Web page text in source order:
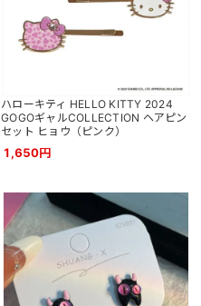
ハローキティ HELLO KITTY 2024
GOGOギャルCOLLECTION ヘアピン
セット ヒョウ（ピンク）
1,650円